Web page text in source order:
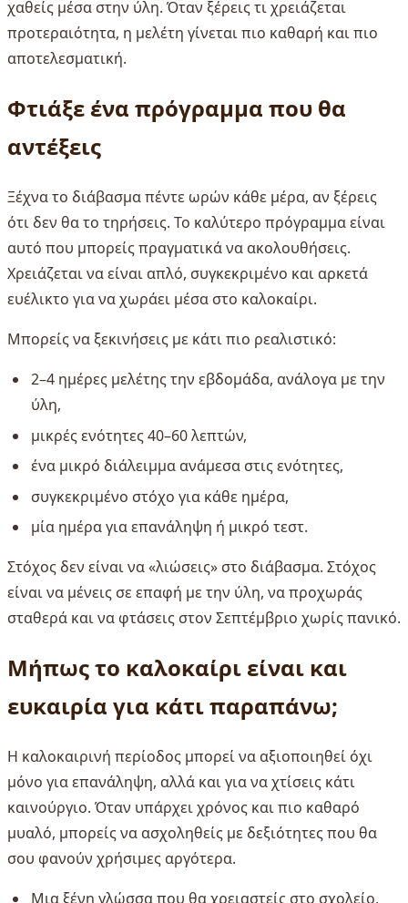
χαθείς μέσα στην ύλη. Όταν ξέρεις τι χρειάζεται
προτεραιότητα, η μελέτη γίνεται πιο καθαρή και πιο
αποτελεσματική.
Φτιάξε ένα πρόγραμμα που θα
αντέξεις
Ξέχνα το διάβασμα πέντε ωρών κάθε μέρα, αν ξέρεις
ότι δεν θα το τηρήσεις. Το καλύτερο πρόγραμμα είναι
αυτό που μπορείς πραγματικά να ακολουθήσεις.
Χρειάζεται να είναι απλό, συγκεκριμένο και αρκετά
ευέλικτο για να χωράει μέσα στο καλοκαίρι.
Μπορείς να ξεκινήσεις με κάτι πιο ρεαλιστικό:
2–4 ημέρες μελέτης την εβδομάδα, ανάλογα με την
ύλη,
μικρές ενότητες 40–60 λεπτών,
ένα μικρό διάλειμμα ανάμεσα στις ενότητες,
συγκεκριμένο στόχο για κάθε ημέρα,
μία ημέρα για επανάληψη ή μικρό τεστ.
Στόχος δεν είναι να «λιώσεις» στο διάβασμα. Στόχος
είναι να μένεις σε επαφή με την ύλη, να προχωράς
σταθερά και να φτάσεις στον Σεπτέμβριο χωρίς πανικό.
Μήπως το καλοκαίρι είναι και
ευκαιρία για κάτι παραπάνω;
Η καλοκαιρινή περίοδος μπορεί να αξιοποιηθεί όχι
μόνο για επανάληψη, αλλά και για να χτίσεις κάτι
καινούργιο. Όταν υπάρχει χρόνος και πιο καθαρό
μυαλό, μπορείς να ασχοληθείς με δεξιότητες που θα
σου φανούν χρήσιμες αργότερα.
Μια ξένη γλώσσα που θα χρειαστείς στο σχολείο,